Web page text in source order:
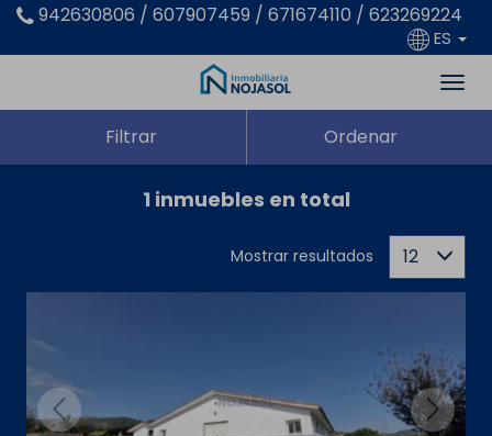
942630806 / 607907459 / 671674110 / 623269224
ES
Filtrar Ordenar
1 inmuebles en total
Mostrar resultados 12